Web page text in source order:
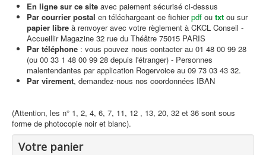
En ligne sur ce site avec paiement sécurisé ci-dessus
Par courrier postal en téléchargeant ce fichierpdf ou txt ou sur
papier libre à renvoyer avec votre règlement à CKCL Conseil -
Accueillir Magazine 32 rue du Théâtre 75015 PARIS
Par téléphone : vous pouvez nous contacter au 01 48 00 99 28
(ou 00 33 1 48 00 99 28 depuis l'étranger) - Personnes
malentendantes par application Rogervoice au 09 73 03 43 32.
Par virement, demandez-nous nos coordonnées IBAN
(Attention, les n° 1, 2, 4, 6, 7, 11, 12 , 13, 20, 32 et 36 sont sous
forme de photocopie noir et blanc).
Votre panier